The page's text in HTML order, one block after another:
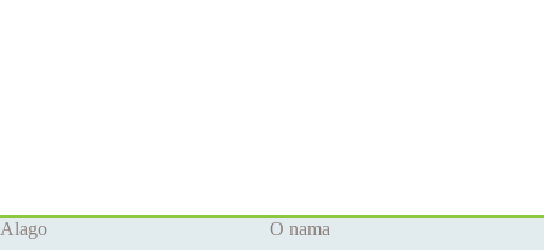
Alago
O nama